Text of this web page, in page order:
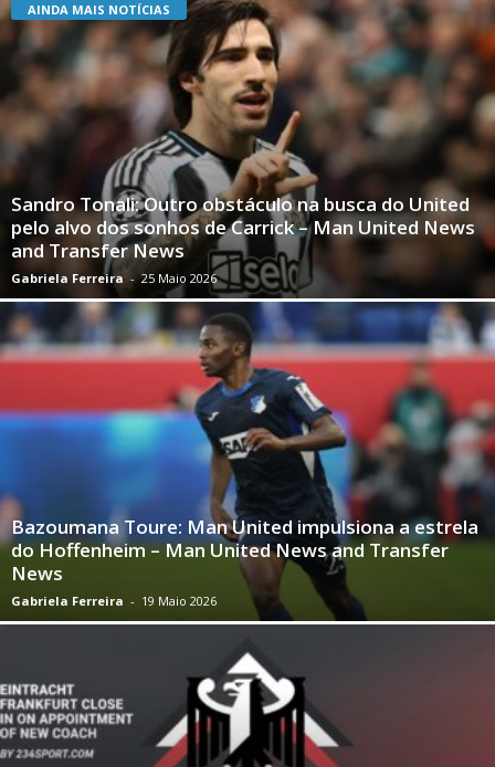
AINDA MAIS NOTÍCIAS
Sandro Tonali: Outro obstáculo na busca do United
pelo alvo dos sonhos de Carrick – Man United News
and Transfer News
Gabriela Ferreira - 25 Maio 2026
Bazoumana Toure: Man United impulsiona a estrela
do Hoffenheim – Man United News and Transfer
News
Gabriela Ferreira - 19 Maio 2026